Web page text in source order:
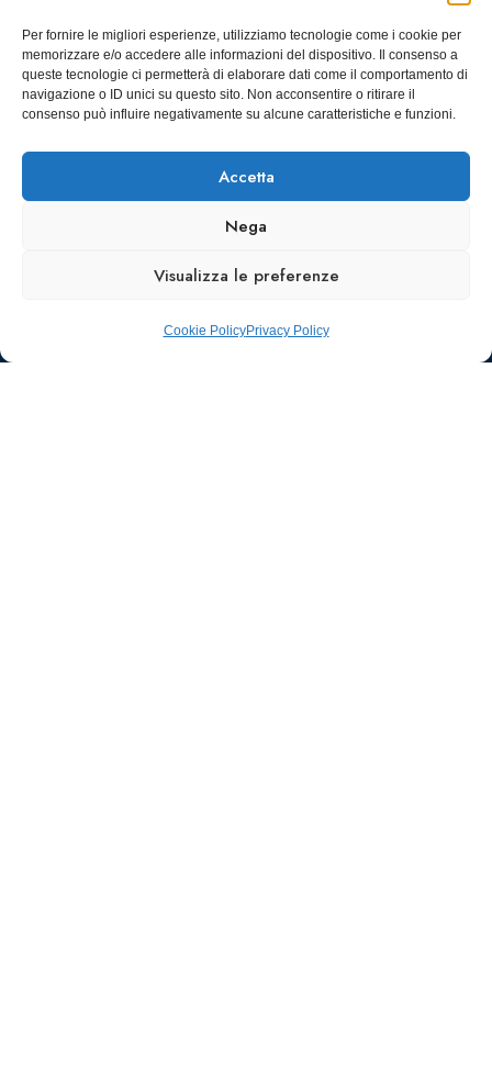
Per fornire le migliori esperienze, utilizziamo tecnologie come i cookie per
memorizzare e/o accedere alle informazioni del dispositivo. Il consenso a
queste tecnologie ci permetterà di elaborare dati come il comportamento di
navigazione o ID unici su questo sito. Non acconsentire o ritirare il
consenso può influire negativamente su alcune caratteristiche e funzioni.
Accetta
Nega
Visualizza le preferenze
Cookie PolicyPrivacy Policy
Tel.: 06328121
infoaiic2026@ega.it
Castelfidardo,
22 10128
Torino
SCARICA
ICS